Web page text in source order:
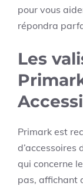
pour vous
répondra
Les
Primark est
d’accessoires
qui concerne
pas, affichant